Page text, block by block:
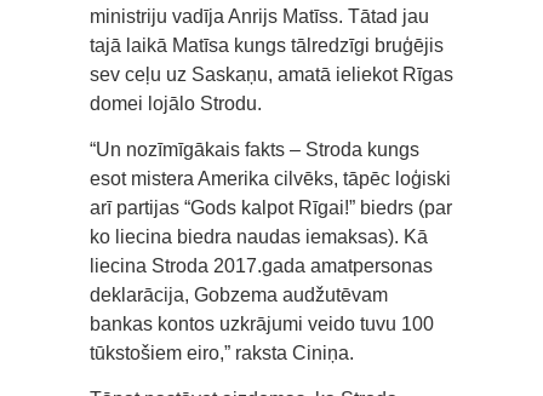
ministriju vadīja Anrijs Matīss. Tātad jau
tajā laikā Matīsa kungs tālredzīgi bruģējis
sev ceļu uz Saskaņu, amatā ieliekot Rīgas
domei lojālo Strodu.
“Un nozīmīgākais fakts – Stroda kungs
esot mistera Amerika cilvēks, tāpēc loģiski
arī partijas “Gods kalpot Rīgai!” biedrs (par
ko liecina biedra naudas iemaksas). Kā
liecina Stroda 2017.gada amatpersonas
deklarācija, Gobzema audžutēvam
bankas kontos uzkrājumi veido tuvu 100
tūkstošiem eiro,” raksta Ciniņa.